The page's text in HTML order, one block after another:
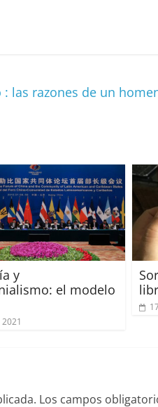
las razones de un
y
el modelo
Los campos